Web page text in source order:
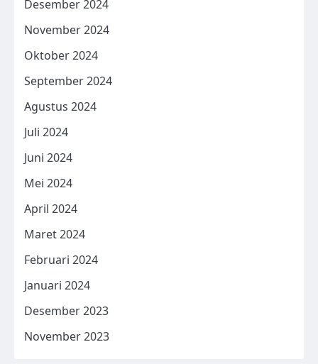
Desember 2024
November 2024
Oktober 2024
September 2024
Agustus 2024
Juli 2024
Juni 2024
Mei 2024
April 2024
Maret 2024
Februari 2024
Januari 2024
Desember 2023
November 2023